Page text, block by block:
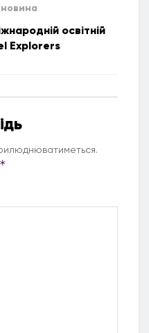
освітній
Explorers
*